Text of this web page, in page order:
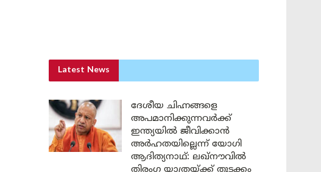
Latest News
ദേശീയ ചിഹ്നങ്ങളെ
അപമാനിക്കുന്നവർക്ക്
ഇന്ത്യയിൽ ജീവിക്കാൻ
അർഹതയില്ലെന്ന് യോഗി
ആദിത്യനാഥ്: ലഖ്‌നൗവിൽ